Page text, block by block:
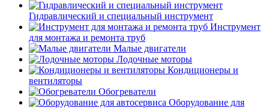
Гидравлический и специальный инструмент
Инструмент
для монтажа и ремонта труб
Малые двигатели
Лодочные моторы
Кондиционеры и
вентиляторы
Обогреватели
Оборудование для